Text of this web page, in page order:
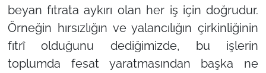
beyan fıtrata aykırı olan her iş için doğrudur.
Örneğin hırsızlığın ve yalancılığın çirkinliğinin
fıtrî olduğunu dediğimizde, bu işlerin
toplumda fesat yaratmasından başka ne